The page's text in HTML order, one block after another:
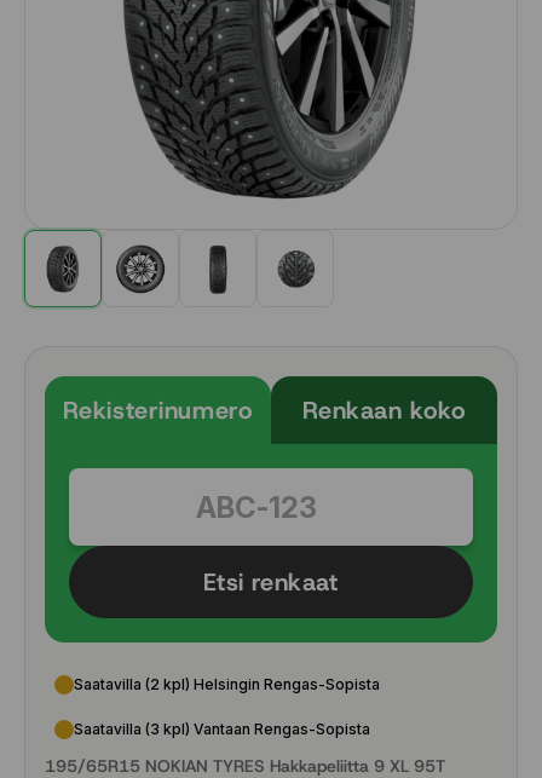
Rekisterinumero Renkaan koko
Etsi renkaat
Saatavilla (2 kpl) Helsingin Rengas-Sopista
Saatavilla (3 kpl) Vantaan Rengas-Sopista
195/65R15 NOKIAN TYRES Hakkapeliitta 9 XL 95T